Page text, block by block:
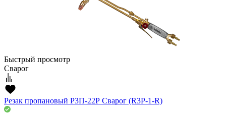
Быстрый просмотр
Сварог
Резак пропановый Р3П-22Р Сварог (R3P-1-R)